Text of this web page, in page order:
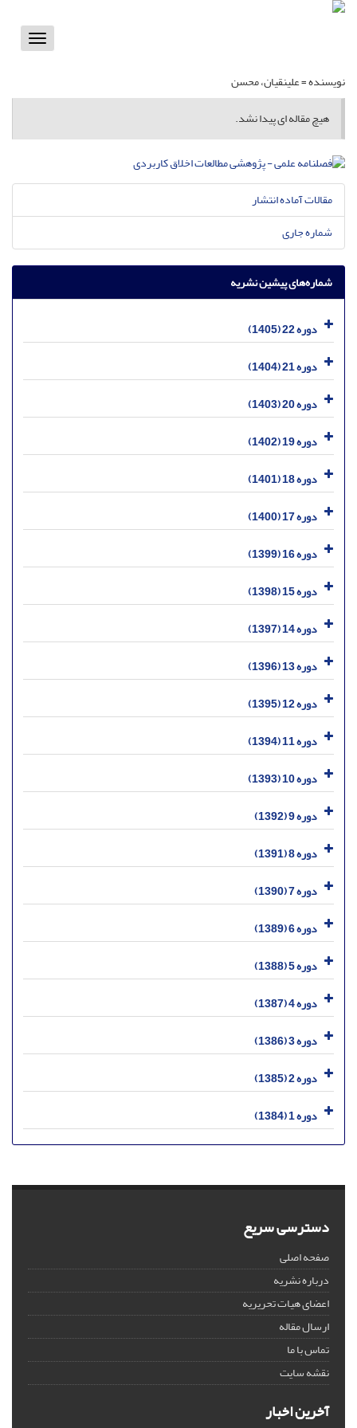
Toggle
نویسنده =علینقیان، محسن
هیچ مقاله ای پیدا نشد.
مقالات آماده انتشار
شماره جاری
شماره‌های پیشین نشریه
دوره 22 (1405)
دوره 21 (1404)
دوره 20 (1403)
دوره 19 (1402)
دوره 18 (1401)
دوره 17 (1400)
دوره 16 (1399)
دوره 15 (1398)
دوره 14 (1397)
دوره 13 (1396)
دوره 12 (1395)
دوره 11 (1394)
دوره 10 (1393)
دوره 9 (1392)
دوره 8 (1391)
دوره 7 (1390)
دوره 6 (1389)
دوره 5 (1388)
دوره 4 (1387)
دوره 3 (1386)
دوره 2 (1385)
دوره 1 (1384)
دسترسی سریع
صفحه اصلی
درباره نشریه
اعضای هیات تحریریه
ارسال مقاله
تماس با ما
نقشه سایت
آخرین اخبار